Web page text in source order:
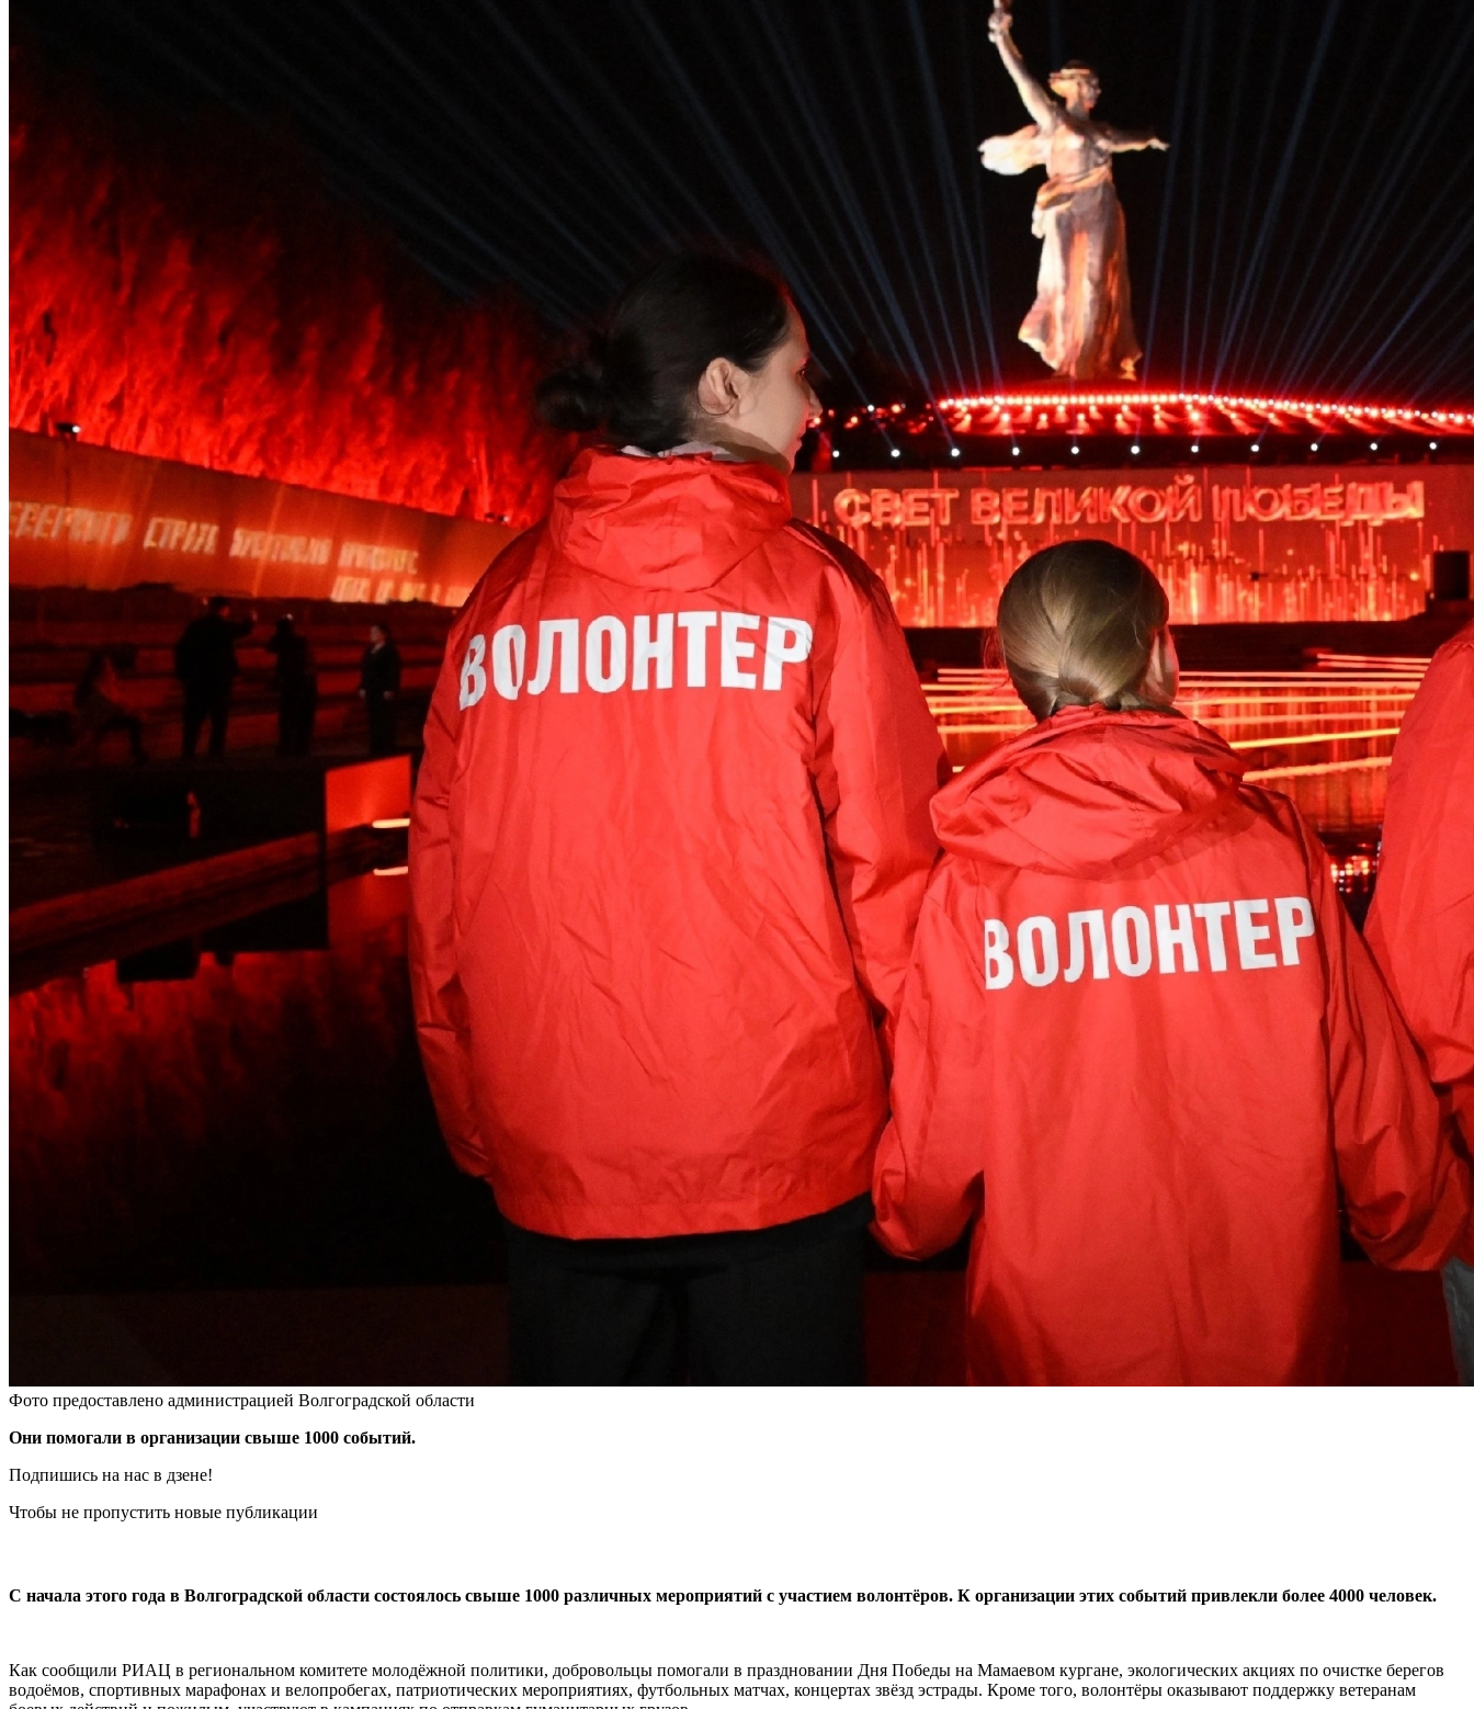
Фото предоставлено администрацией Волгоградской области
Они помогали в организации свыше 1000 событий.
Подпишись на нас в дзене!
Чтобы не пропустить новые публикации
С начала этого года в Волгоградской области состоялось свыше 1000 различных мероприятий с участием волонтёров. К организации этих событий привлекли более 4000 человек.
Как сообщили РИАЦ в региональном комитете молодёжной политики, добровольцы помогали в праздновании Дня Победы на Мамаевом кургане, экологических акциях по очистке берегов
водоёмов, спортивных марафонах и велопробегах, патриотических мероприятиях, футбольных матчах, концертах звёзд эстрады. Кроме того, волонтёры оказывают поддержку ветеранам